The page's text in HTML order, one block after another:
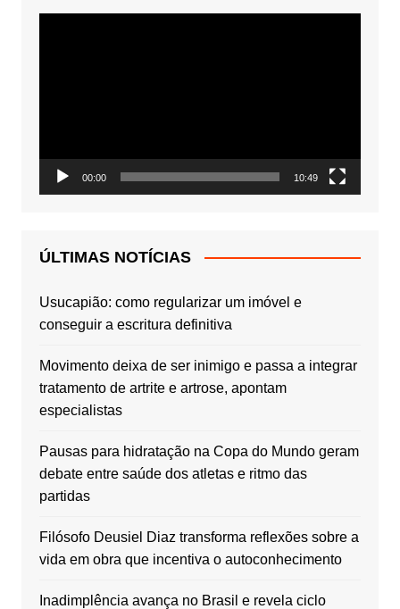
00:00 10:49
ÚLTIMAS NOTÍCIAS
Usucapião: como regularizar um imóvel e
conseguir a escritura definitiva
Movimento deixa de ser inimigo e passa a integrar
tratamento de artrite e artrose, apontam
especialistas
Pausas para hidratação na Copa do Mundo geram
debate entre saúde dos atletas e ritmo das
partidas
Filósofo Deusiel Diaz transforma reflexões sobre a
vida em obra que incentiva o autoconhecimento
Inadimplência avança no Brasil e revela ciclo